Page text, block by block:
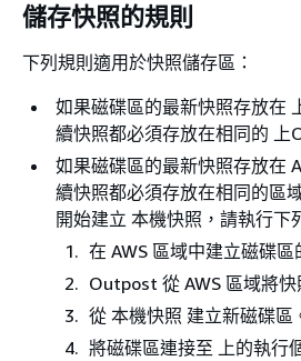
儲存快照的規則
下列規則適用於快照儲存區：
如果磁碟區的最新快照存放在
續快照都必須存放在相同的 上
如果磁碟區的最新快照存放在
續快照都必須存放在相同的區
開始建立 本機快照，請執行下
在 AWS 區域中建立磁碟區
Outpost 從 AWS 區域將快
從 本機快照 建立新磁碟區
將磁碟區連接至 上的執行